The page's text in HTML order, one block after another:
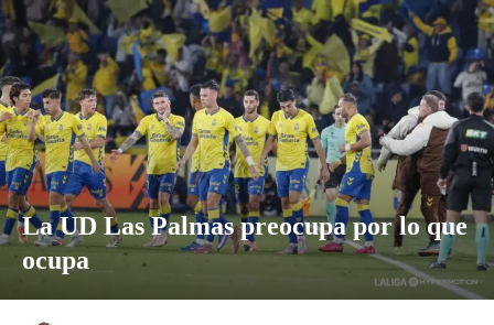
La UD Las Palmas preocupa por lo que
ocupa